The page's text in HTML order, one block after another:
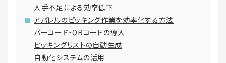
人手不足による効率低下
アパレルのピッキング作業を効率化する方法
バーコード・QRコードの導入
ピッキングリストの自動生成
自動化システムの活用